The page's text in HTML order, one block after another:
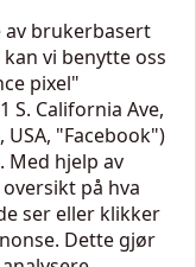
brukerbasert
vi benytte oss
pixel"
S. California Ave,
USA, "Facebook")
Med hjelp av
på hva
ser eller klikker
Dette gjør